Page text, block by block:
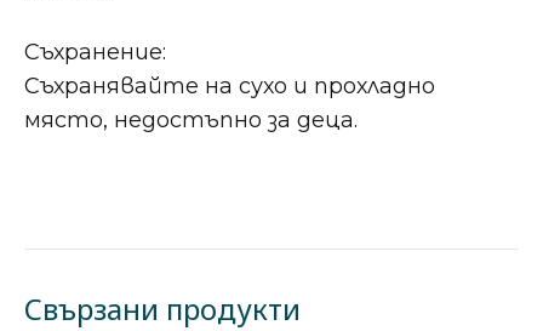
Съхранение:
Съхранявайте на сухо и прохладно
място, недостъпно за деца.
Свързани продукти